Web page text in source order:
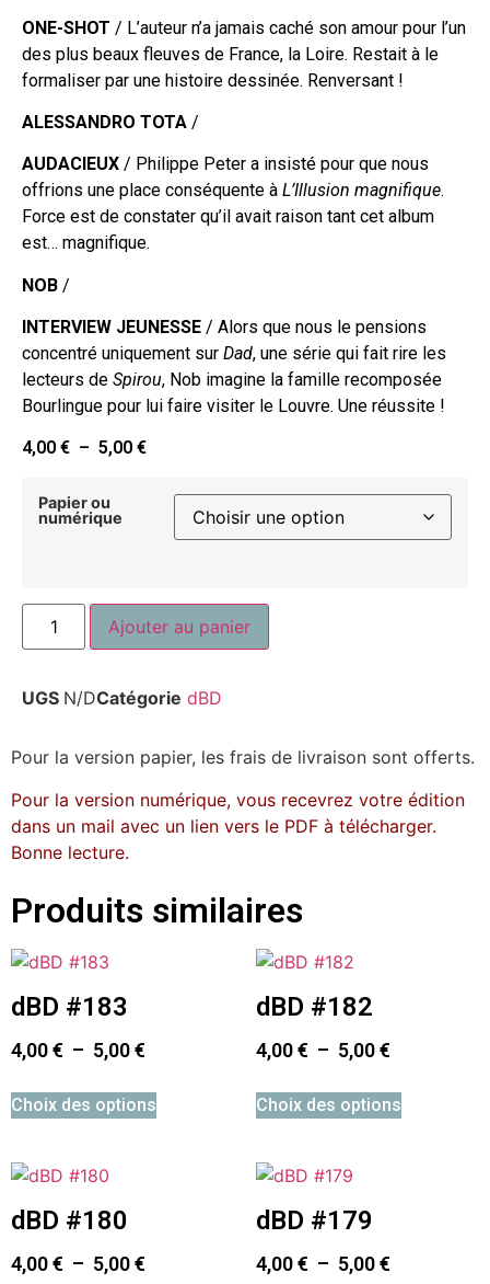
ONE-SHOT / L’auteur n’a jamais caché son amour pour l’un
des plus beaux fleuves de France, la Loire. Restait à le
formaliser par une histoire dessinée. Renversant !
ALESSANDRO TOTA /
AUDACIEUX / Philippe Peter a insisté pour que nous
offrions une place conséquente à L’Illusion magnifique.
Force est de constater qu’il avait raison tant cet album
est… magnifique.
NOB /
INTERVIEW JEUNESSE / Alors que nous le pensions
concentré uniquement sur Dad, une série qui fait rire les
lecteurs de Spirou, Nob imagine la famille recomposée
Bourlingue pour lui faire visiter le Louvre. Une réussite !
4,00 € – 5,00 €
Papier ou
numérique
Ajouter au panier
UGS N/DCatégorie dBD
Pour la version papier, les frais de livraison sont offerts.
Pour la version numérique, vous recevrez votre édition
dans un mail avec un lien vers le PDF à télécharger.
Bonne lecture.
Produits similaires
dBD #183
4,00€ – 5,00€
Choix des options
dBD #182
4,00€ – 5,00€
Choix des options
dBD #180
4,00€ – 5,00€
dBD #179
4,00€ – 5,00€